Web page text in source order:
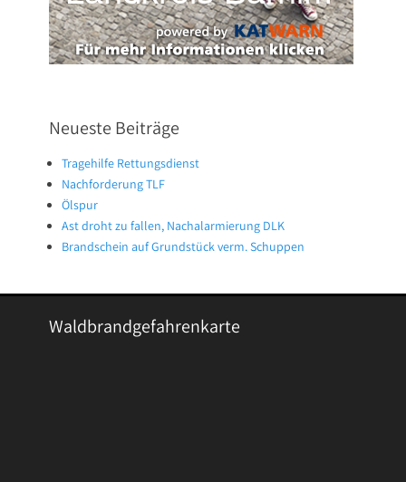
Neueste Beiträge
Tragehilfe Rettungsdienst
Nachforderung TLF
Ölspur
Ast droht zu fallen, Nachalarmierung DLK
Brandschein auf Grundstück verm. Schuppen
Waldbrandgefahrenkarte